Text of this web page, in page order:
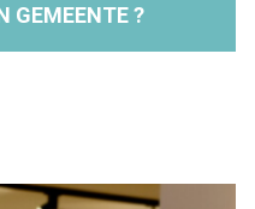
GEMEENTE ?